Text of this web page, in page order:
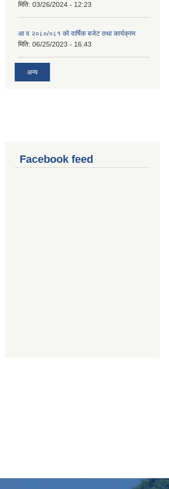
मिति: 03/26/2024 - 12:23
आ व २०८०/०८१ को वार्षिक बजेट तथा कार्यक्रम
मिति: 06/25/2023 - 16:43
अन्य
Facebook feed